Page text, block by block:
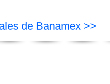
de Banamex >>